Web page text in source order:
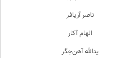
ناصر آریافر
الهام آکار
یدالله آهن‌جگر